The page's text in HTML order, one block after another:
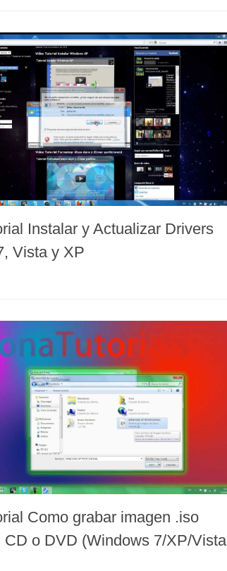
Instalar y Actualizar Drivers
Vista y XP
Como grabar imagen .iso
CD o DVD (Windows 7/XP/Vista